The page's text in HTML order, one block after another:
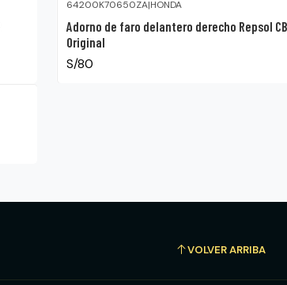
64200K70650ZA|HONDA
Adorno de faro delantero derecho Repsol
Original
S/80
VOLVER ARRIBA